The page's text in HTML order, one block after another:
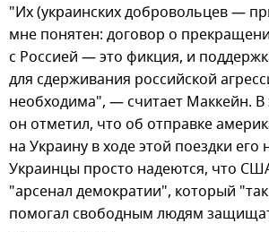
"Их (украинских добровольцев —
мне понятен: договор о
с Россией — это фикция, и
для сдерживания российской
необходима", — считает Маккейн. В
он отметил, что об отправке
на Украину в ходе этой поездки его
Украинцы просто надеются, что
"арсенал демократии", который
помогал свободным людям